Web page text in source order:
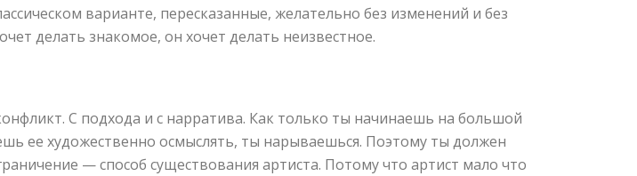
варианте, пересказанные, желательно без изменений и без
делать знакомое, он хочет делать неизвестное.
С подхода и с нарратива. Как только ты начинаешь на большой
ее художественно осмыслять, ты нарываешься. Поэтому ты должен
— способ существования артиста. Потому что артист мало что